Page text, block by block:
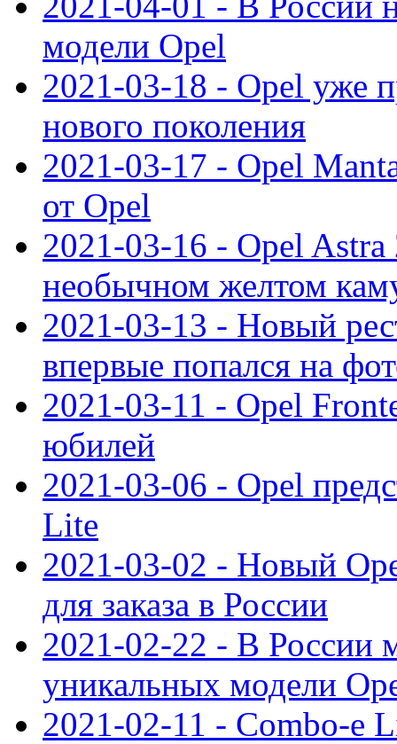
модели Opel
2021-03-18 - Opel уже
нового поколения
2021-03-17 - Opel
от Opel
2021-03-16 - Opel Astra
необычном желтом
2021-03-13 - Новый
впервые попался на
2021-03-11 - Opel
юбилей
2021-03-06 - Opel
Lite
2021-03-02 - Новый
для заказа в России
2021-02-22 - В России
уникальных модели
2021-02-11 - Combo-e